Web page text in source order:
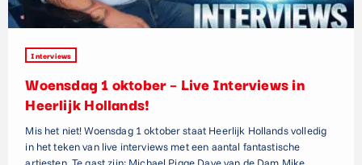
Interviews
Woensdag 1 oktober – Live Interviews in
Heerlijk Hollands!
Mis het niet! Woensdag 1 oktober staat Heerlijk Hollands volledig
in het teken van live interviews met een aantal fantastische
artiesten. Te gast zijn: Michael Pigge Dave van de Dam Mike